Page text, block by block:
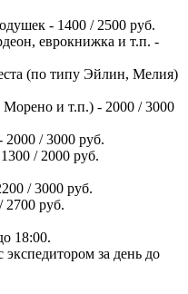
- 1400 / 2500 руб.
еврокнижка и т.п. -
(по типу Эйлин, Мелия)
и т.п.) - 2000 / 3000
/ 3000 руб.
/ 2000 руб.
/ 3000 руб.
2700 руб.
18:00.
экспедитором за день до